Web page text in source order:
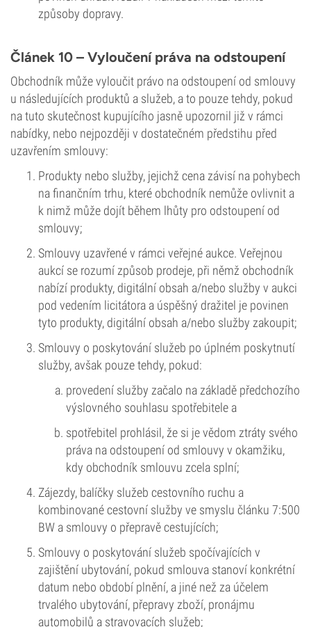
způsoby dopravy.
Článek 10 – Vyloučení práva na odstoupení
Obchodník může vyloučit právo na odstoupení od smlouvy
u následujících produktů a služeb, a to pouze tehdy, pokud
na tuto skutečnost kupujícího jasně upozornil již v rámci
nabídky, nebo nejpozději v dostatečném předstihu před
uzavřením smlouvy:
Produkty nebo služby, jejichž cena závisí na pohybech
na finančním trhu, které obchodník nemůže ovlivnit a
k nimž může dojít během lhůty pro odstoupení od
smlouvy;
Smlouvy uzavřené v rámci veřejné aukce. Veřejnou
aukcí se rozumí způsob prodeje, při němž obchodník
nabízí produkty, digitální obsah a/nebo služby v aukci
pod vedením licitátora a úspěšný dražitel je povinen
tyto produkty, digitální obsah a/nebo služby zakoupit;
Smlouvy o poskytování služeb po úplném poskytnutí
služby, avšak pouze tehdy, pokud:
provedení služby začalo na základě předchozího
výslovného souhlasu spotřebitele a
spotřebitel prohlásil, že si je vědom ztráty svého
práva na odstoupení od smlouvy v okamžiku,
kdy obchodník smlouvu zcela splní;
Zájezdy, balíčky služeb cestovního ruchu a
kombinované cestovní služby ve smyslu článku 7:500
BW a smlouvy o přepravě cestujících;
Smlouvy o poskytování služeb spočívajících v
zajištění ubytování, pokud smlouva stanoví konkrétní
datum nebo období plnění, a jiné než za účelem
trvalého ubytování, přepravy zboží, pronájmu
automobilů a stravovacích služeb;